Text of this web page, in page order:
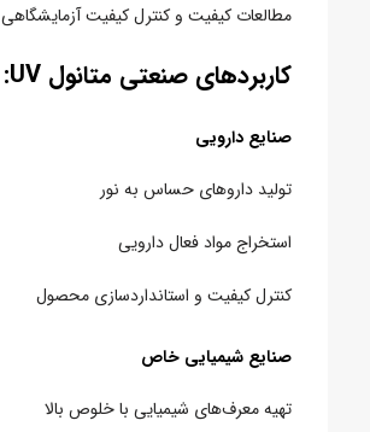
مطالعات کیفیت و کنترل کیفیت آزمایشگاهی
کاربردهای صنعتی متانول UV:
صنایع دارویی
تولید داروهای حساس به نور
استخراج مواد فعال دارویی
کنترل کیفیت و استانداردسازی محصول
صنایع شیمیایی خاص
تهیه معرف‌های شیمیایی با خلوص بالا